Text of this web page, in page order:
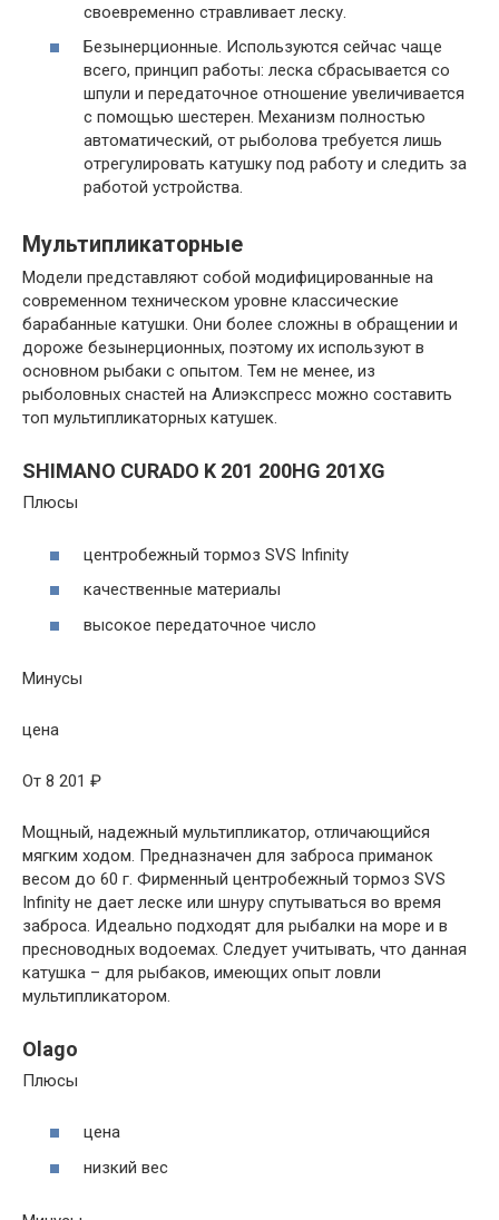
своевременно стравливает леску.
Безынерционные. Используются сейчас чаще
всего, принцип работы: леска сбрасывается со
шпули и передаточное отношение увеличивается
с помощью шестерен. Механизм полностью
автоматический, от рыболова требуется лишь
отрегулировать катушку под работу и следить за
работой устройства.
Мультипликаторные
Модели представляют собой модифицированные на
современном техническом уровне классические
барабанные катушки. Они более сложны в обращении и
дороже безынерционных, поэтому их используют в
основном рыбаки с опытом. Тем не менее, из
рыболовных снастей на Алиэкспресс можно составить
топ мультипликаторных катушек.
SHIMANO CURADO K 201 200HG 201XG
Плюсы
центробежный тормоз SVS Infinity
качественные материалы
высокое передаточное число
Минусы
цена
От 8 201 ₽
Мощный, надежный мультипликатор, отличающийся
мягким ходом. Предназначен для заброса приманок
весом до 60 г. Фирменный центробежный тормоз SVS
Infinity не дает леске или шнуру спутываться во время
заброса. Идеально подходят для рыбалки на море и в
пресноводных водоемах. Следует учитывать, что данная
катушка – для рыбаков, имеющих опыт ловли
мультипликатором.
Olago
Плюсы
цена
низкий вес